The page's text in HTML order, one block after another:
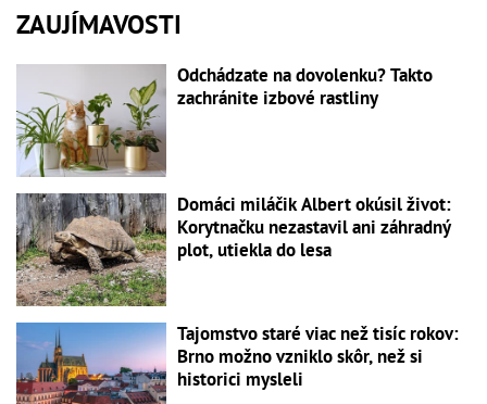
ZAUJÍMAVOSTI
Odchádzate na dovolenku? Takto
zachránite izbové rastliny
Domáci miláčik Albert okúsil život:
Korytnačku nezastavil ani záhradný
plot, utiekla do lesa
Tajomstvo staré viac než tisíc rokov:
Brno možno vzniklo skôr, než si
historici mysleli